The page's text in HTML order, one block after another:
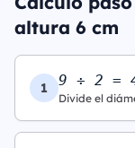
altura 6 cm
1 9 ÷ 2 =
Divide el